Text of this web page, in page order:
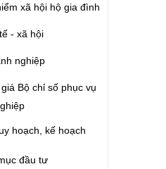
xã hội hộ gia đình
- xã hội
nghiệp
Bộ chỉ số phục vụ
hoạch, kế hoạch
đầu tư